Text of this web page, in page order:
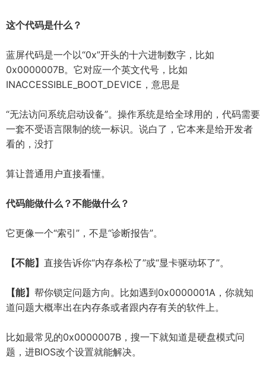
这个代码是什么？
蓝屏代码是一个以“0x”开头的十六进制数字，比如
0x0000007B。它对应一个英文代号，比如
INACCESSIBLE_BOOT_DEVICE，意思是
“无法访问系统启动设备”。操作系统是给全球用的，代码需要
一套不受语言限制的统一标识。说白了，它本来是给开发者
看的，没打
算让普通用户直接看懂。
代码能做什么？不能做什么？
它更像一个“索引”，不是“诊断报告”。
【不能】 直接告诉你“内存条松了”或“显卡驱动坏了”。
【能】 帮你锁定问题方向。比如遇到0x0000001A，你就知
道问题大概率出在内存条或者跟内存有关的软件上。
比如最常见的0x0000007B，搜一下就知道是硬盘模式问
题，进BIOS改个设置就能解决。